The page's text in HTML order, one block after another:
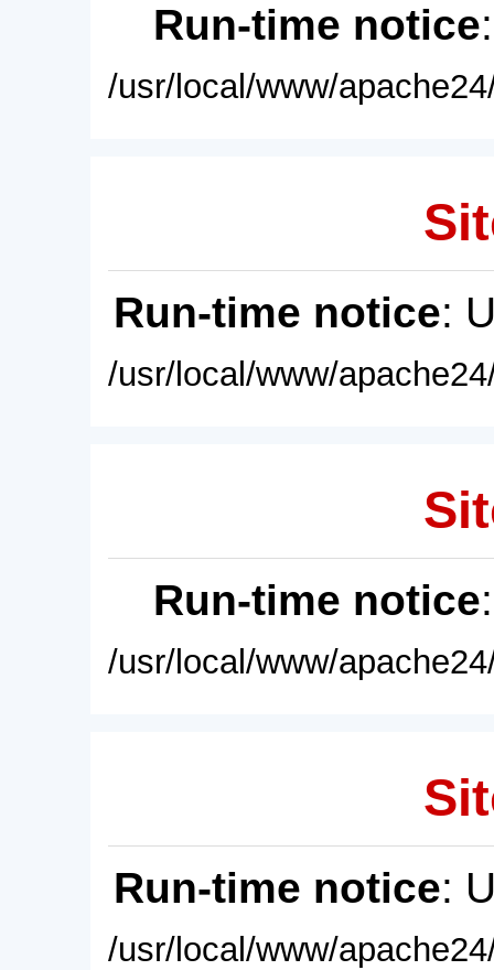
Run-time notice
/usr/local/www/
Run-time notice:
/usr/local/www/
Run-time notice
/usr/local/www/
Run-time notice:
/usr/local/www/